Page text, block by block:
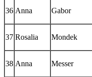
36 Anna Gabor
37 Rosalia Mondek
38 Anna Messer